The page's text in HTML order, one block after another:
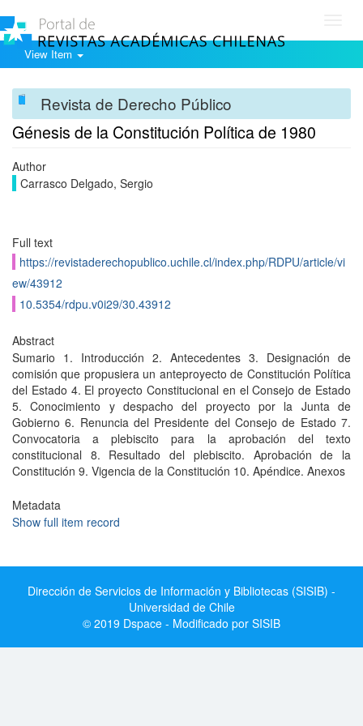
View Item
Revista de Derecho Público
Génesis de la Constitución Política de 1980
Author
Carrasco Delgado, Sergio
Full text
https://revistaderechopublico.uchile.cl/index.php/RDPU/article/vi
ew/43912
10.5354/rdpu.v0i29/30.43912
Abstract
Sumario 1. Introducción 2. Antecedentes 3. Designación de
comisión que propusiera un anteproyecto de Constitución Política
del Estado 4. El proyecto Constitucional en el Consejo de Estado
5. Conocimiento y despacho del proyecto por la Junta de
Gobierno 6. Renuncia del Presidente del Consejo de Estado 7.
Convocatoria a plebiscito para la aprobación del texto
constitucional 8. Resultado del plebiscito. Aprobación de la
Constitución 9. Vigencia de la Constitución 10. Apéndice. Anexos
Metadata
Show full item record
Dirección de Servicios de Información y Bibliotecas (SISIB) -
Universidad de Chile
© 2019 Dspace - Modificado por SISIB